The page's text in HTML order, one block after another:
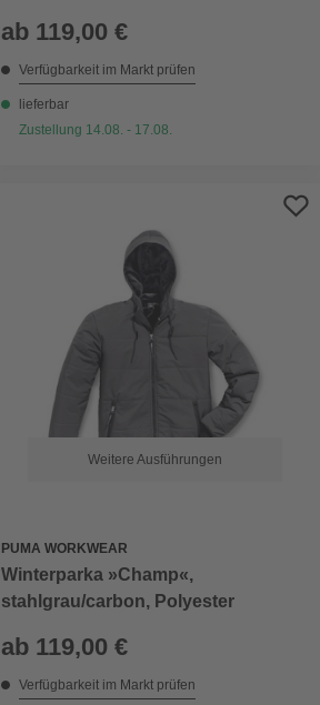
ab 119,00 €
Verfügbarkeit im Markt prüfen
lieferbar
Zustellung 14.08. - 17.08.
Weitere Ausführungen
PUMA WORKWEAR
Winterparka »Champ«,
stahlgrau/carbon, Polyester
ab 119,00 €
Verfügbarkeit im Markt prüfen